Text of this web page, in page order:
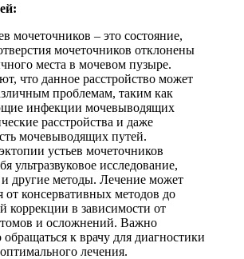
мочеточников – это состояние,
мочеточников отклонены
места в мочевом пузыре.
что данное расстройство может
проблемам, таким как
инфекции мочевыводящих
расстройства и даже
мочевыводящих путей.
устьев мочеточников
ультразвуковое исследование,
другие методы. Лечение может
от консервативных методов до
коррекции в зависимости от
и осложнений. Важно
к врачу для диагностики
лечения.